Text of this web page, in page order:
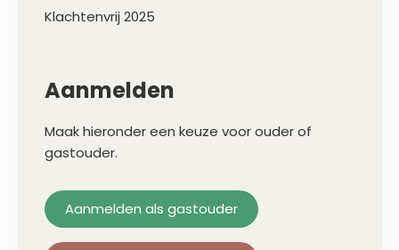
Klachtenvrij 2025
Aanmelden
Maak hieronder een keuze voor ouder of
gastouder.
Aanmelden als gastouder